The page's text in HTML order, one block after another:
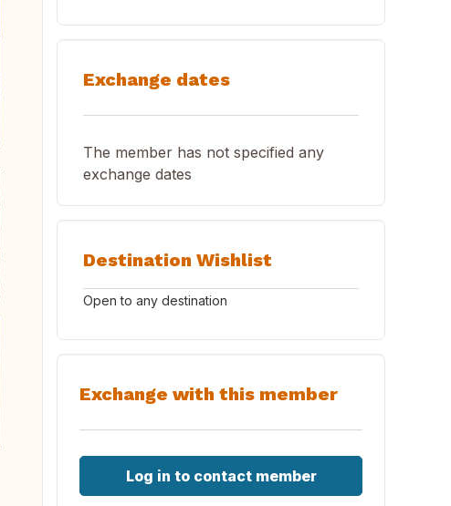
Exchange dates
The member has not specified any
exchange dates
Destination Wishlist
Open to any destination
Exchange with this member
Log in to contact member